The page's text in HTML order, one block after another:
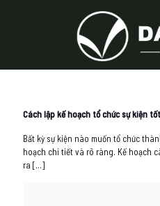
Cách lập kế hoạch tổ chức sự kiện
Bất kỳ sự kiện nào muốn tổ chức
hoạch chi tiết và rõ ràng. Kế hoạch
ra […]